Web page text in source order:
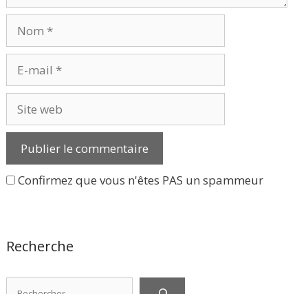
mail
web
Confirmez que vous n'êtes PAS un spammeur
Recherche